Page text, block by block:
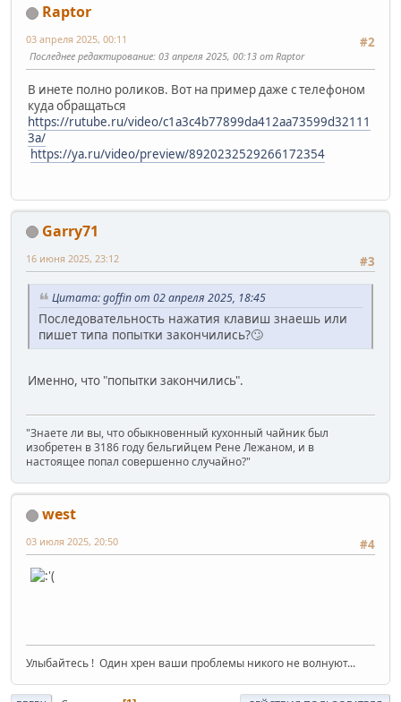
Raptor
#2
03 апреля 2025, 00:11
Последнее редактирование: 03 апреля 2025, 00:13 от Raptor
В инете полно роликов. Вот на пример даже с телефоном
куда обращаться
https://rutube.ru/video/c1a3c4b77899da412aa73599d32111
3a/
https://ya.ru/video/preview/8920232529266172354
Garry71
#3
16 июня 2025, 23:12
Цитата: goffin от 02 апреля 2025, 18:45
Последовательность нажатия клавиш знаешь или
пишет типа попытки закончились?🙄
Именно, что "попытки закончились".
"Знаете ли вы, что обыкновенный кухонный чайник был
изобретен в 3186 году бельгийцем Рене Лежаном, и в
настоящее попал совершенно случайно?"
west
#4
03 июля 2025, 20:50
Улыбайтесь ! Один хрен ваши проблемы никого не волнуют...